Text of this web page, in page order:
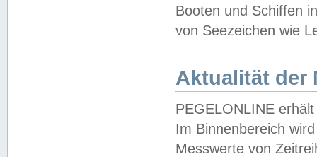
Booten und Schiffen
von Seezeichen wie
Aktualität der
PEGELONLINE
Im Binnenbereich
Messwerte von